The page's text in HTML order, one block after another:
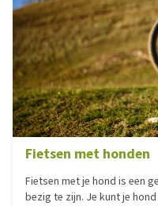
Fietsen met honden
Fietsen met je hond is een
bezig te zijn. Je kunt je